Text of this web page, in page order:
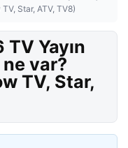
Star, ATV, TV8)
Yayın
ne var?
TV, Star,